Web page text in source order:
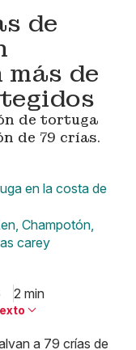
de
de
de tortuga
de 79 crías.
en la costa de
Champotón,
carey
2 min